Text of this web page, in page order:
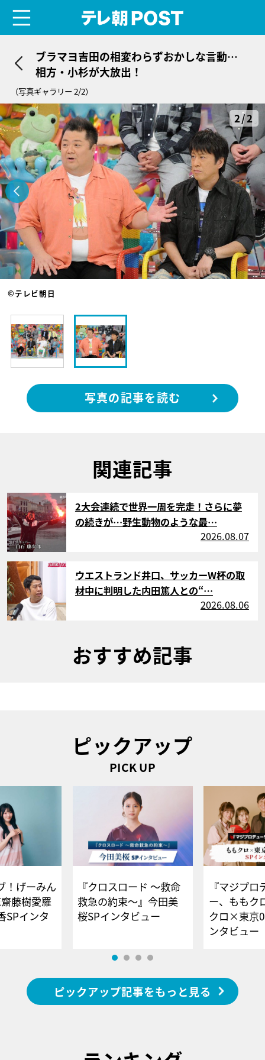
ブラマヨ吉田の相変わらずおかしな言動…
相方・小杉が大放出！
（写真ギャラリー 2/2）
2/2
©テレビ朝日
写真の記事を読む
関連記事
サムネイル
2大会連続で世界一周を完走！さらに夢
の続きが…野生動物のような最…
2026.08.07
サムネイル
ウエストランド井口、サッカーW杯の取
材中に判明した内田篤人との“…
2026.08.06
おすすめ記事
ピックアップ
PICK UP
！げーみん
藤樹愛羅
SPインタ
『クロスロード ～救命
救急の約束～』今田美
桜SPインタビュー
『マジプロ
ー、ももク
クロ×東京
ンタビュー
ピックアップ記事をもっと見る